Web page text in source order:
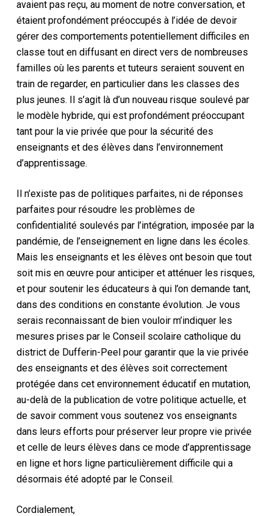
avaient pas reçu, au moment de notre conversation, et
étaient profondément préoccupés à l’idée de devoir
gérer des comportements potentiellement difficiles en
classe tout en diffusant en direct vers de nombreuses
familles où les parents et tuteurs seraient souvent en
train de regarder, en particulier dans les classes des
plus jeunes. Il s’agit là d’un nouveau risque soulevé par
le modèle hybride, qui est profondément préoccupant
tant pour la vie privée que pour la sécurité des
enseignants et des élèves dans l’environnement
d’apprentissage.
Il n’existe pas de politiques parfaites, ni de réponses
parfaites pour résoudre les problèmes de
confidentialité soulevés par l’intégration, imposée par la
pandémie, de l’enseignement en ligne dans les écoles.
Mais les enseignants et les élèves ont besoin que tout
soit mis en œuvre pour anticiper et atténuer les risques,
et pour soutenir les éducateurs à qui l’on demande tant,
dans des conditions en constante évolution. Je vous
serais reconnaissant de bien vouloir m’indiquer les
mesures prises par le Conseil scolaire catholique du
district de Dufferin-Peel pour garantir que la vie privée
des enseignants et des élèves soit correctement
protégée dans cet environnement éducatif en mutation,
au-delà de la publication de votre politique actuelle, et
de savoir comment vous soutenez vos enseignants
dans leurs efforts pour préserver leur propre vie privée
et celle de leurs élèves dans ce mode d’apprentissage
en ligne et hors ligne particulièrement difficile qui a
désormais été adopté par le Conseil.
Cordialement,